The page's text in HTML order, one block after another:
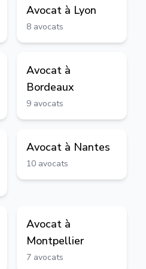
Avocat à Lyon
8 avocats
Avocat à
Bordeaux
9 avocats
Avocat à Nantes
10 avocats
Avocat à
Montpellier
7 avocats